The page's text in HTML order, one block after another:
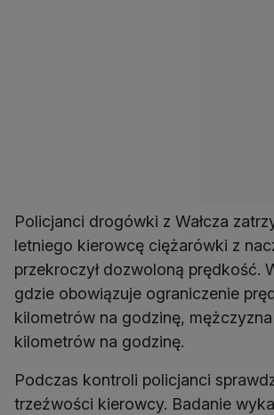
Policjanci drogówki z Wałcza
letniego kierowcę ciężarówki z
przekroczył dozwoloną prędkość.
gdzie obowiązuje ograniczenie
kilometrów na godzinę, mężczyzna
kilometrów na godzinę.
Podczas kontroli policjanci
trzeźwości kierowcy. Badanie